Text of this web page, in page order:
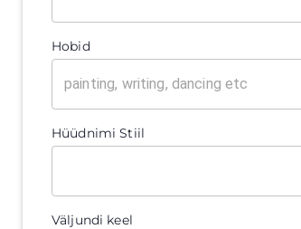
Hobid
Hüüdnimi Stiil
Väljundi keel